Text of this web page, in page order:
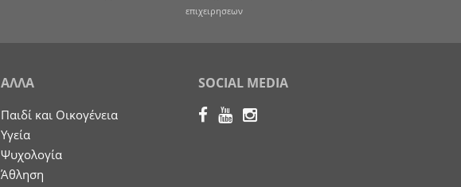
επιχειρησεων
ΑΛΛΑ
Παιδί και Οικογένεια
Υγεία
Ψυχολογία
Άθληση
SOCIAL MEDIA